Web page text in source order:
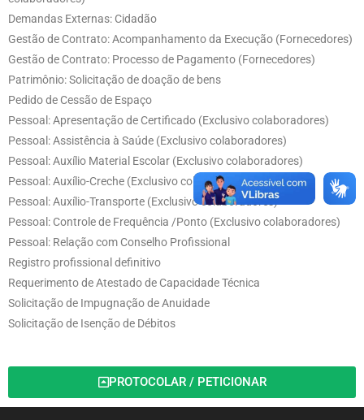
Demandas Externas: Cidadão
Gestão de Contrato: Acompanhamento da Execução (Fornecedores)
Gestão de Contrato: Processo de Pagamento (Fornecedores)
Patrimônio: Solicitação de doação de bens
Pedido de Cessão de Espaço
Pessoal: Apresentação de Certificado (Exclusivo colaboradores)
Pessoal: Assistência à Saúde (Exclusivo colaboradores)
Pessoal: Auxílio Material Escolar (Exclusivo colaboradores)
Pessoal: Auxílio-Creche (Exclusivo colaboradores)
Pessoal: Auxílio-Transporte (Exclusivo colaboradores)
Pessoal: Controle de Frequência /Ponto (Exclusivo colaboradores)
Pessoal: Relação com Conselho Profissional
Registro profissional definitivo
Requerimento de Atestado de Capacidade Técnica
Solicitação de Impugnação de Anuidade
Solicitação de Isenção de Débitos
PROTOCOLAR / PETICIONAR